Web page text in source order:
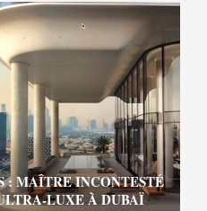
: MAÎTRE INCONTESTÉ
LUXE À DUBAÏ